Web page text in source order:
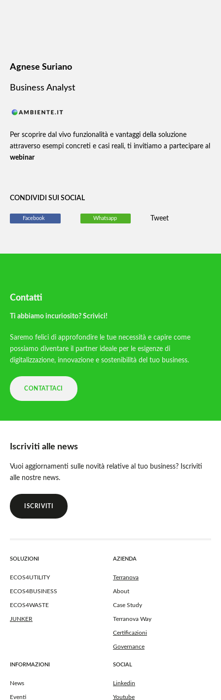
Agnese Suriano
Business Analyst
Per scoprire dal vivo funzionalità e vantaggi della soluzione
attraverso esempi concreti e casi reali, ti invitiamo a partecipare al
webinar
CONDIVIDI SUI SOCIAL
Facebook Whatsapp Tweet
Contatti
Ti abbiamo incuriosito? Scrivici!
Saremo felici di approfondire le tue necessità e capire come
possiamo diventare il partner ideale per le esigenze di
digitalizzazione, innovazione e sostenibilità del tuo business.
CONTATTACI
Iscriviti alle news
Vuoi aggiornamenti sulle novità relative al tuo business? Iscriviti
alle nostre news.
ISCRIVITI
SOLUZIONI
ECOS4UTILITY
ECOS4BUSINESS
ECOS4WASTE
JUNKER
AZIENDA
Terranova
About
Case Study
Terranova Way
Certificazioni
Governance
INFORMAZIONI
News
Eventi
SOCIAL
Linkedin
Youtube